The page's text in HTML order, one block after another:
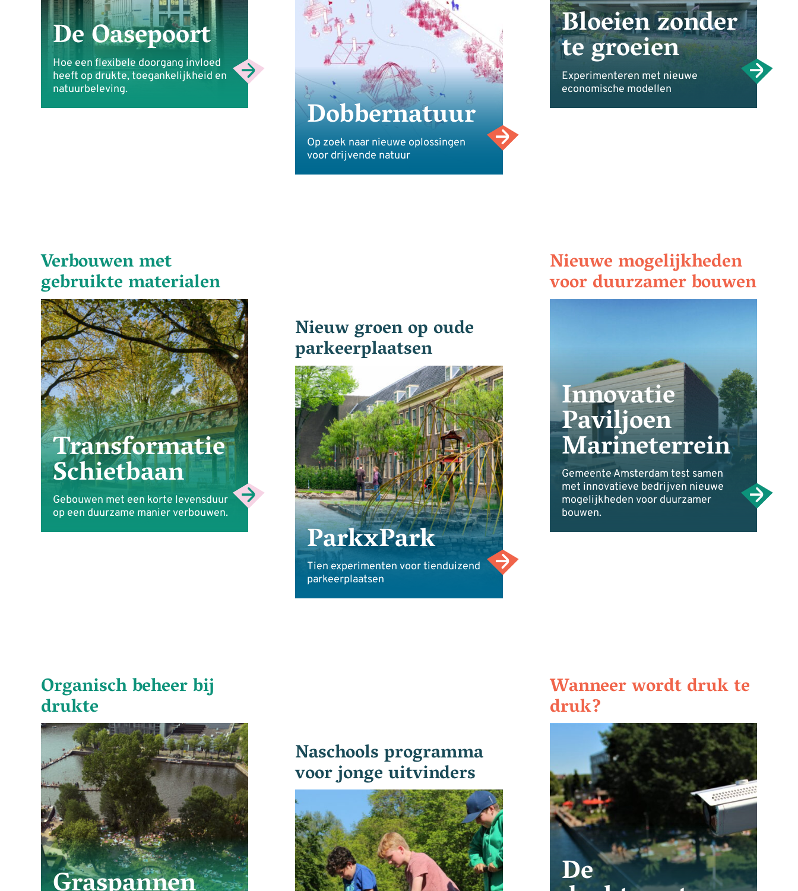
De Oasepoort
Hoe een flexibele doorgang invloed
heeft op drukte, toegankelijkheid en
natuurbeleving.
Dobbernatuur
Op zoek naar nieuwe oplossingen
voor drijvende natuur
Bloeien zonder
te groeien
Experimenteren met nieuwe
economische modellen
Verbouwen met
gebruikte materialen
Transformatie
Schietbaan
Gebouwen met een korte levensduur
op een duurzame manier verbouwen.
Nieuw groen op oude
parkeerplaatsen
ParkxPark
Tien experimenten voor tienduizend
parkeerplaatsen
Nieuwe mogelijkheden
voor duurzamer bouwen
Innovatie
Paviljoen
Marineterrein
Gemeente Amsterdam test samen
met innovatieve bedrijven nieuwe
mogelijkheden voor duurzamer
bouwen.
Organisch beheer bij
drukte
Naschools programma
voor jonge uitvinders
Wanneer wordt druk te
druk?
De